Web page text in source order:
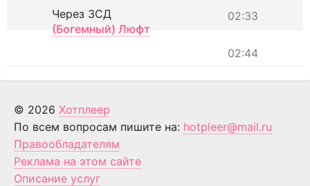
02:33
Через ЗСД
(Богемный) Люфт
02:44
© 2026 Хотплеер
По всем вопросам пишите на: hotpleer@mail.ru
Правообладателям
Реклама на этом сайте
Описание услуг